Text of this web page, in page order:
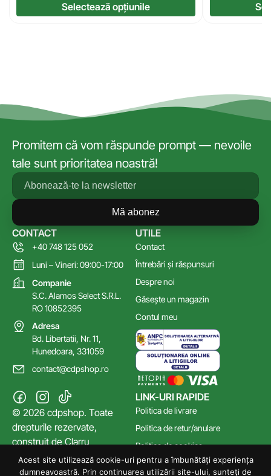
Selectează opțiunile
Promitem că vom răspunde prompt — nevoile
tale sunt prioritatea noastră!
Mă abonez
LINK-URI RAPIDE
Politica de livrare
Politica de retur/anulare
Politica de cookies
Poltica de confidențialitate
UTILE
Contact
Întrebări și răspunsuri
Despre noi
Găsește un magazin
Contul meu
CONTACT
+40 748 125 052
Luni – Vineri: 09:00-17:00
Companie
S.C. Alamos Select S.R.L.
RO 10852395
Adresa
Bd. Libertatii, Nr. 11,
Hunedoara, 331059
contact@cdpshop.ro
© 2026 cdpshop. Toate
drepturile rezervate,
construit de Clarru
Acest site utilizează cookie-uri pentru a îmbunătăți experiența
dumneavoastră. Prin continuarea utilizării site-ului, sunteți de